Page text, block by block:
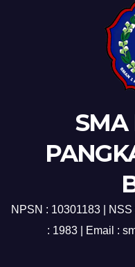
SMA
NPSN : 10301183 |
: 1983 | Email :